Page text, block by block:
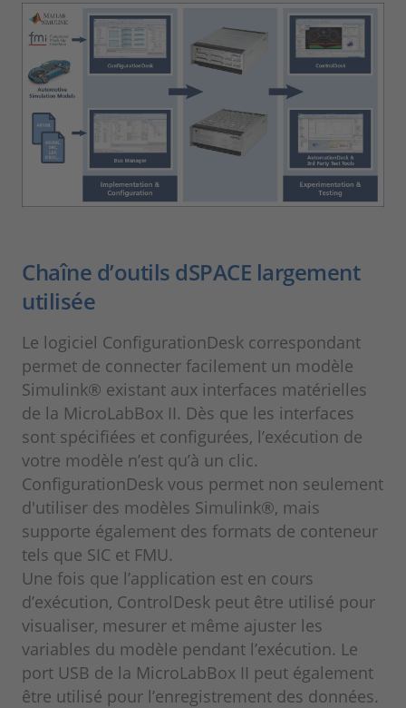
Chaîne d’outils dSPACE largement
utilisée
Le logiciel ConfigurationDesk correspondant
permet de connecter facilement un modèle
Simulink® existant aux interfaces matérielles
de la MicroLabBox II. Dès que les interfaces
sont spécifiées et configurées, l’exécution de
votre modèle n’est qu’à un clic.
ConfigurationDesk vous permet non seulement
d'utiliser des modèles Simulink®, mais
supporte également des formats de conteneur
tels que SIC et FMU.
Une fois que l’application est en cours
d’exécution, ControlDesk peut être utilisé pour
visualiser, mesurer et même ajuster les
variables du modèle pendant l’exécution. Le
port USB de la MicroLabBox II peut également
être utilisé pour l’enregistrement des données.